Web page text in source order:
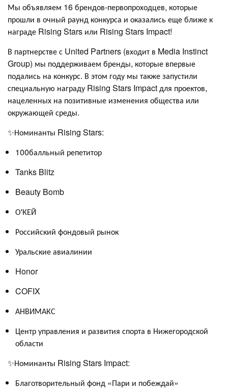
Мы объявляем 16 брендов-первопроходцев, которые
прошли в очный раунд конкурса и оказались еще ближе к
награде Rising Stars или Rising Stars Impact!
В партнерстве с United Partners (входит в Media Instinct
Group) мы поддерживаем бренды, которые впервые
подались на конкурс. В этом году мы также запустили
специальную награду Rising Stars Impact для проектов,
нацеленных на позитивные изменения общества или
окружающей среды.
✨Номинанты Rising Stars:
100балльный репетитор
Tanks Blitz
Beauty Bomb
О'КЕЙ
Российский фондовый рынок
Уральские авиалинии
Honor
COFIX
АНВИМАКС
Центр управления и развития спорта в Нижегородской
области
✨Номинанты Rising Stars Impact:
Благотворительный фонд «Пари и побеждай»